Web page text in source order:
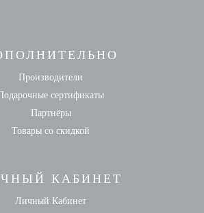
Производители
сертификаты
Партнёры
Товары со скидкой
КАБИНЕТ
Личный Кабинет